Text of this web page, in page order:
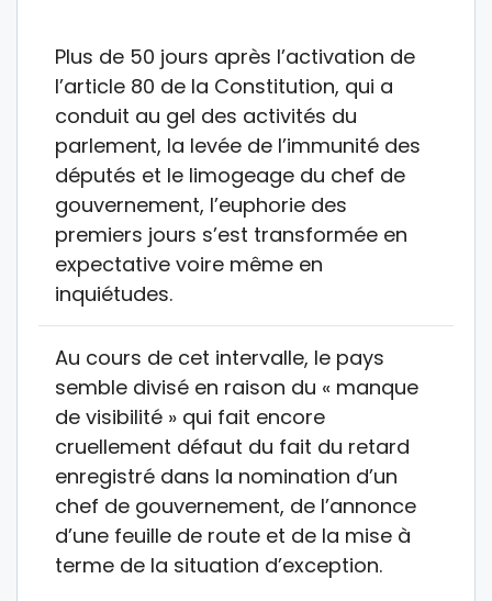
Plus de 50 jours après l’activation de
l’article 80 de la Constitution, qui a
conduit au gel des activités du
parlement, la levée de l’immunité des
députés et le limogeage du chef de
gouvernement, l’euphorie des
premiers jours s’est transformée en
expectative voire même en
inquiétudes.
Au cours de cet intervalle, le pays
semble divisé en raison du « manque
de visibilité » qui fait encore
cruellement défaut du fait du retard
enregistré dans la nomination d’un
chef de gouvernement, de l’annonce
d’une feuille de route et de la mise à
terme de la situation d’exception.